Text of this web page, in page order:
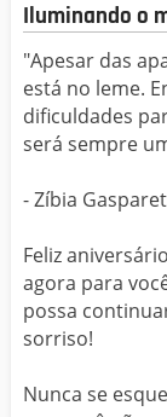
Iluminando o
"Apesar das
está no leme.
dificuldades
será sempre
- Zíbia
Feliz
agora para
possa
sorriso!
Nunca se